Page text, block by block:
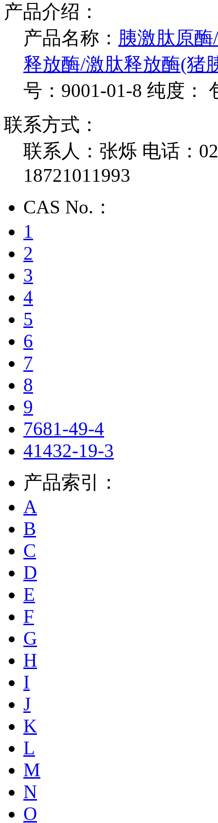
产品介绍：
产品名称： 胰激肽原
释放酶/激肽释放酶(猪
号：9001-01-8 纯度：
联系方式：
联系人：张烁 电话：
18721011993
CAS No.：
1
2
3
4
5
6
7
8
9
7681-49-4
41432-19-3
产品索引：
A
B
C
D
E
F
G
H
I
J
K
L
M
N
O